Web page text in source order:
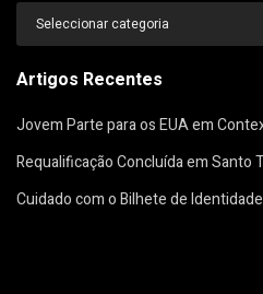
Categorias
Artigos Recentes
Jovem Parte para os EUA em
Requalificação Concluída em Santo
Cuidado com o Bilhete de